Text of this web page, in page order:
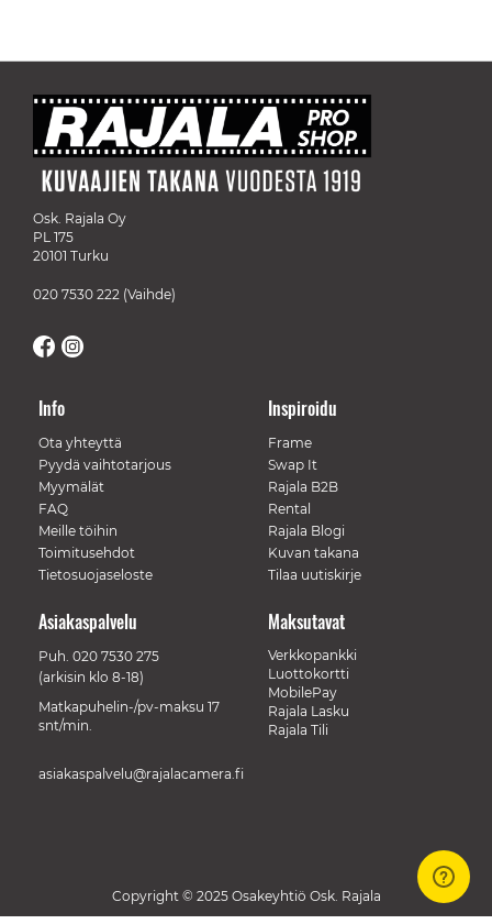
Osk. Rajala Oy
PL 175
20101 Turku
020 7530 222 (Vaihde)
Info
Ota yhteyttä
Pyydä vaihtotarjous
Myymälät
FAQ
Meille töihin
Toimitusehdot
Tietosuojaseloste
Inspiroidu
Frame
Swap It
Rajala B2B
Rental
Rajala Blogi
Kuvan takana
Tilaa uutiskirje
Maksutavat
Verkkopankki
Luottokortti
MobilePay
Rajala Lasku
Rajala Tili
Asiakaspalvelu
Puh. 020 7530 275
(arkisin klo 8-18)
Matkapuhelin-/pv-maksu 17
snt/min.
asiakaspalvelu@rajalacamera.fi
Copyright © 2025 Osakeyhtiö Osk. Rajala